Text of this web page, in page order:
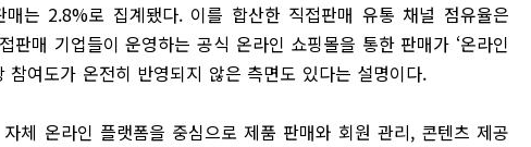
는 2.8%로 집계됐다. 이를 합산한 직접판매 유통 채널 점유율은
매 기업들이 운영하는 공식 온라인 쇼핑몰을 통한 판매가 ‘온라인
여도가 온전히 반영되지 않은 측면도 있다는 설명이다.
체 온라인 플랫폼을 중심으로 제품 판매와 회원 관리, 콘텐츠 제공